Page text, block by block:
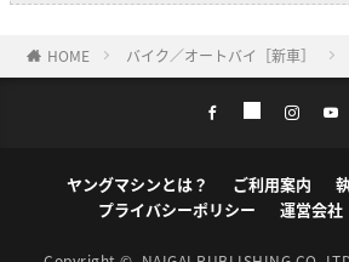
HOME バイク／オートバイ［新車］
ヤングマシンとは？ ご利用案内
プライバシーポリシー
運営会社